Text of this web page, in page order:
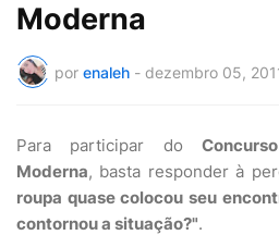
Moderna
por enaleh - dezembro 05,
Para participar do
Moderna, basta responder à
roupa quase colocou seu
contornou a situação?".